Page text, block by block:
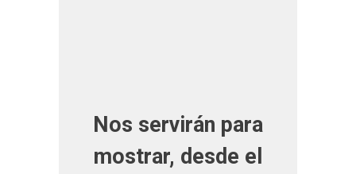
Nos servirán para
mostrar, desde el